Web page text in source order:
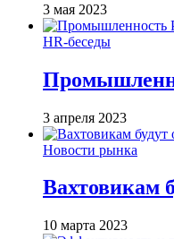
3 мая 2023
HR-беседы
3 апреля 2023
Новости рынка
Вахтовикам
10 марта 2023